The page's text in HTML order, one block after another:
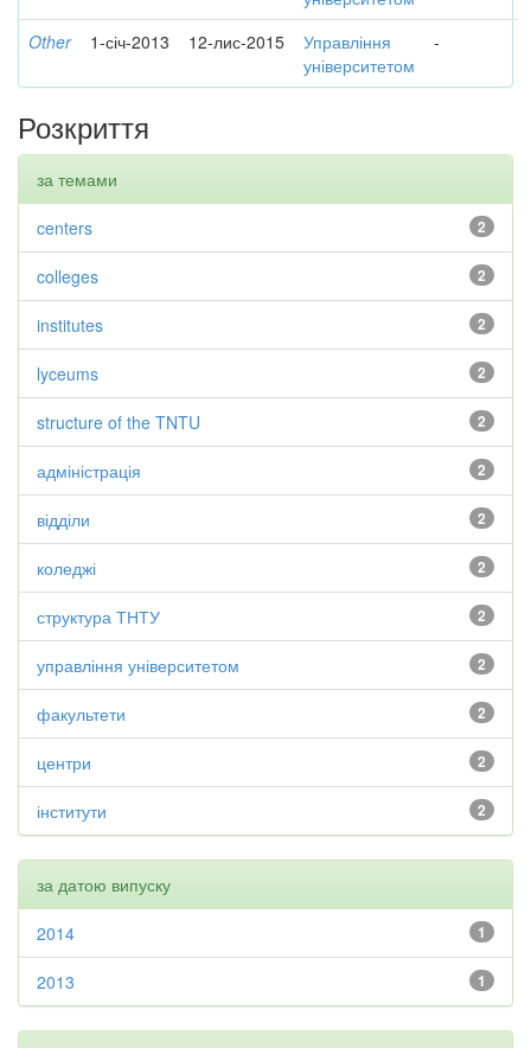
Other 1-січ-2013 12-лис-2015
Управління
університетом
-
Розкриття
за темами
2
centers
2
colleges
2
institutes
2
lyceums
2
structure of the TNTU
2
адміністрація
2
відділи
2
коледжі
2
структура ТНТУ
2
управління університетом
2
факультети
2
центри
2
інститути
за датою випуску
1
2014
1
2013